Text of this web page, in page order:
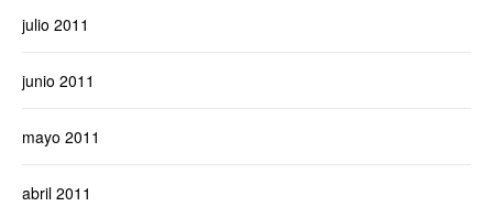
julio 2011
junio 2011
mayo 2011
abril 2011